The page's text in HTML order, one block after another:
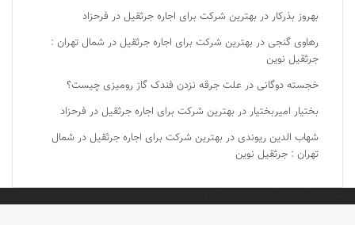
بهروز بذرکار در بهترین شرکت برای اجاره جرثقیل در فرحزاد
رهاوی گنجی در بهترین شرکت برای اجاره جرثقیل در شمال تهران :
جرثقیل نوین
خجسته دوگانی در علت جرقه نزدن فندک گاز رومیزی چیست؟
بختیار امیربختیار در بهترین شرکت برای اجاره جرثقیل در فرحزاد
شهاب الدین ریوندی در بهترین شرکت برای اجاره جرثقیل در شمال
تهران : جرثقیل نوین